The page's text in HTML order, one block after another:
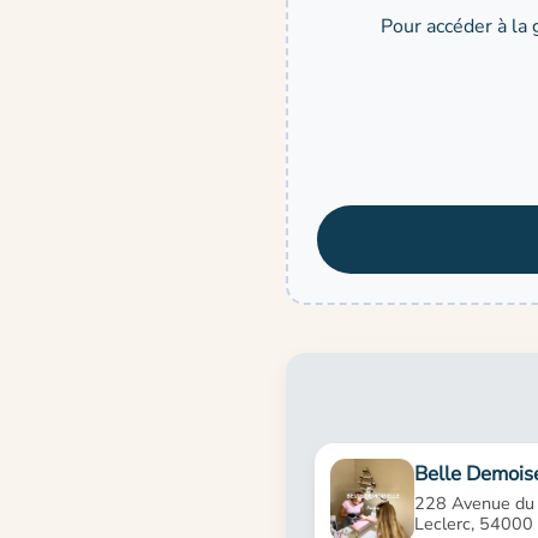
Pour accéder à
Belle
228 Avenue
Leclerc, 54000